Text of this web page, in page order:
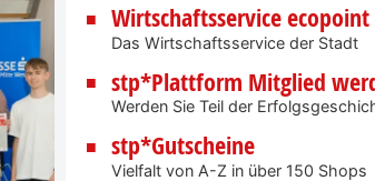
Wirtschaftsservice ecopoint
Das Wirtschaftsservice der Stadt
stp*Plattform Mitglied
Werden Sie Teil der
stp*Gutscheine
Vielfalt von A-Z in über 150 Shops